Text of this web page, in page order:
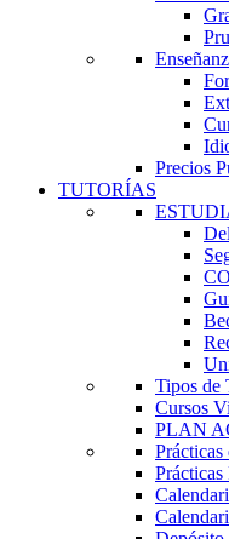
Precios
TUTORÍAS
Tipos de
Cursos
PLAN
Prácticas